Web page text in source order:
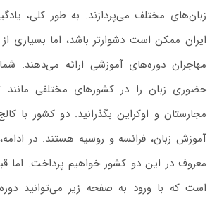
زبان‌های مختلف می‌پردازند. به طور کلی،
ایران ممکن است دشوارتر باشد، اما بسیاری از
مهاجران دوره‌های آموزشی ارائه می‌دهند.
حضوری زبان را در کشورهای مختلفی مانند
مجارستان و اوکراین بگذرانید. دو کشور با
آموزش زبان، فرانسه و روسیه هستند. در
معروف در این دو کشور خواهیم پرداخت. اما
است که با ورود به صفحه زیر می‌توانید